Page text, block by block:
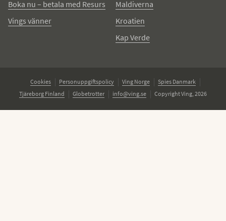
Boka nu – betala med Resurs
Vings vänner
Maldiverna
Kroatien
Kap Verde
Cookies Personuppgiftspolicy Ving Norge
Spies Danmark
Tjäreborg Finland
Globetrotter info@ving.se Copyright Ving, 2026